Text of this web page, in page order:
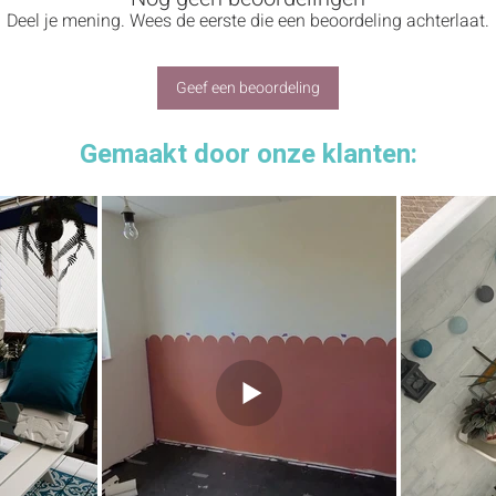
tot dunner tissuepapier. Dit zorgt voor een heldere en levendige
Deel je mening. Wees de eerste die een beoordeling achterlaat.
Geef een beoordeling
Gemaakt door onze klanten: